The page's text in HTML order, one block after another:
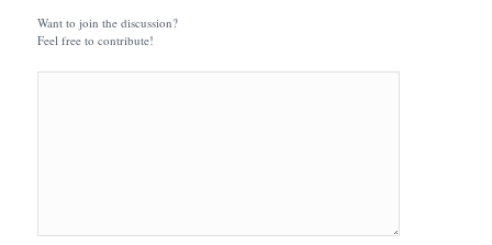
Want to join the discussion?
Feel free to contribute!